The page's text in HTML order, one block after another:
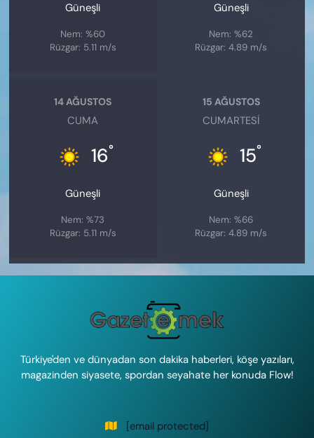
Güneşli
Nem: %60
Rüzgar: 5.11 m/s
Güneşli
Nem: %62
Rüzgar: 4.89 m/s
14 AĞUSTOS
CUMA
16°
Güneşli
Nem: %73
Rüzgar: 5.11 m/s
15 AĞUSTOS
CUMARTESI
15°
Güneşli
Nem: %66
Rüzgar: 4.89 m/s
Türkiye'den ve dünyadan son dakika haberleri, köşe yazıları,
magazinden siyasete, spordan seyahate her konuda Flow!
[email protected]